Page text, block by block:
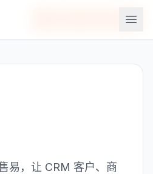
销售易
易，让 CRM 客户、商